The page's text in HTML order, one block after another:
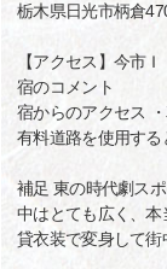
栃木県日光市柄倉
【アクセス】今市
宿のコメント
宿からのアクセス
有料道路を使用す
補足 東の時代劇ス
中はとても広く、本
貸衣装で変身して街